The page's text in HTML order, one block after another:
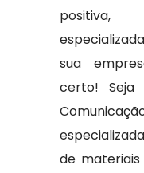
positiva,
sua
certo! Seja
de materiais